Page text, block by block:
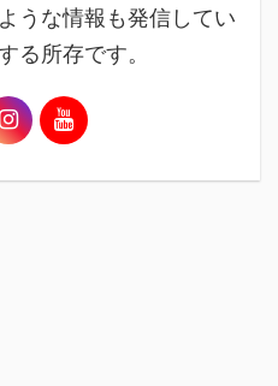
うな情報も発信してい
る所存です。